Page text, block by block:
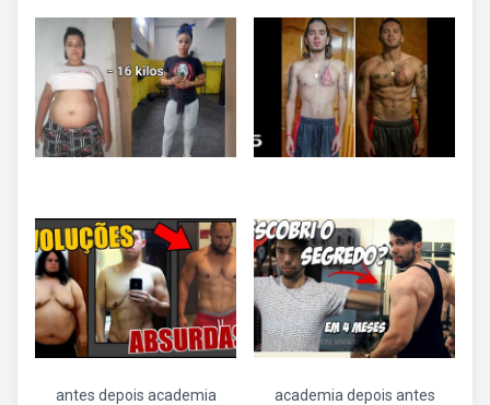
antes depois academia
academia depois antes